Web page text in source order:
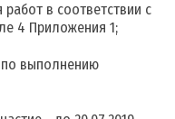
в соответствии с
4 Приложения 1;
выполнению